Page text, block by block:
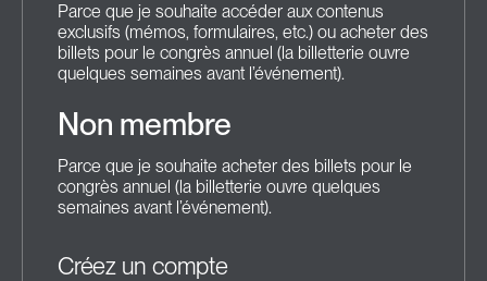
Parce que je souhaite accéder aux contenus
exclusifs (mémos, formulaires, etc.) ou acheter des
billets pour le congrès annuel (la billetterie ouvre
quelques semaines avant l’événement).
Non membre
Parce que je souhaite acheter des billets pour le
congrès annuel (la billetterie ouvre quelques
semaines avant l’événement).
Créez un compte